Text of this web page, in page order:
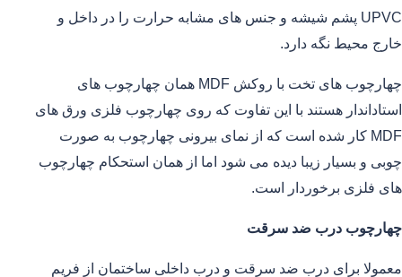
UPVC پشم شیشه و جنس های مشابه حرارت را در داخل و
خارج محیط نگه دارد.
چهارچوب های تخت با روکش MDF همان چهارچوب های
استاداندار هستند با این تفاوت که روی چهارچوب فلزی ورق های
MDF کار شده است که از نمای بیرونی چهارچوب به صورت
چوبی و بسیار زیبا دیده می شود اما از همان استحکام چهارچوب
های فلزی برخوردار است.
چهارچوب درب ضد سرقت
معمولا برای درب ضد سرقت و درب داخلی ساختمان از فریم